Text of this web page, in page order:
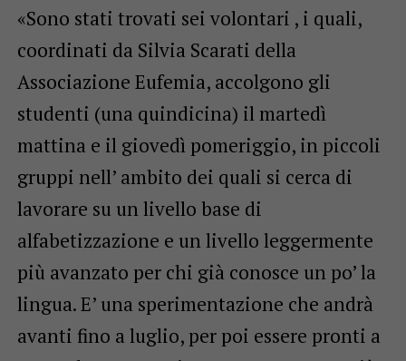
«Sono stati trovati sei volontari , i quali,
coordinati da Silvia Scarati della
Associazione Eufemia, accolgono gli
studenti (una quindicina) il martedì
mattina e il giovedì pomeriggio, in piccoli
gruppi nell’ ambito dei quali si cerca di
lavorare su un livello base di
alfabetizzazione e un livello leggermente
più avanzato per chi già conosce un po’ la
lingua. E’ una sperimentazione che andrà
avanti fino a luglio, per poi essere pronti a